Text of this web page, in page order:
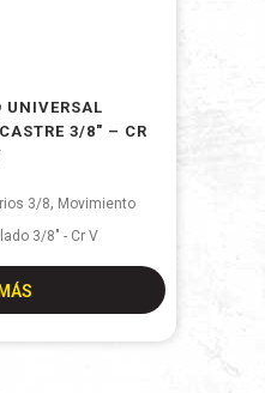
UNIVERSAL
3/8″ – CR
3/8, Movimiento
3/8" - Cr V